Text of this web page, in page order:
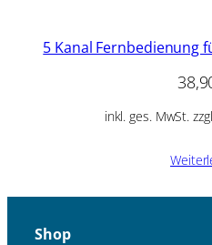
5 Kanal Fernbedienung
inkl. ges. MwSt.
Shop